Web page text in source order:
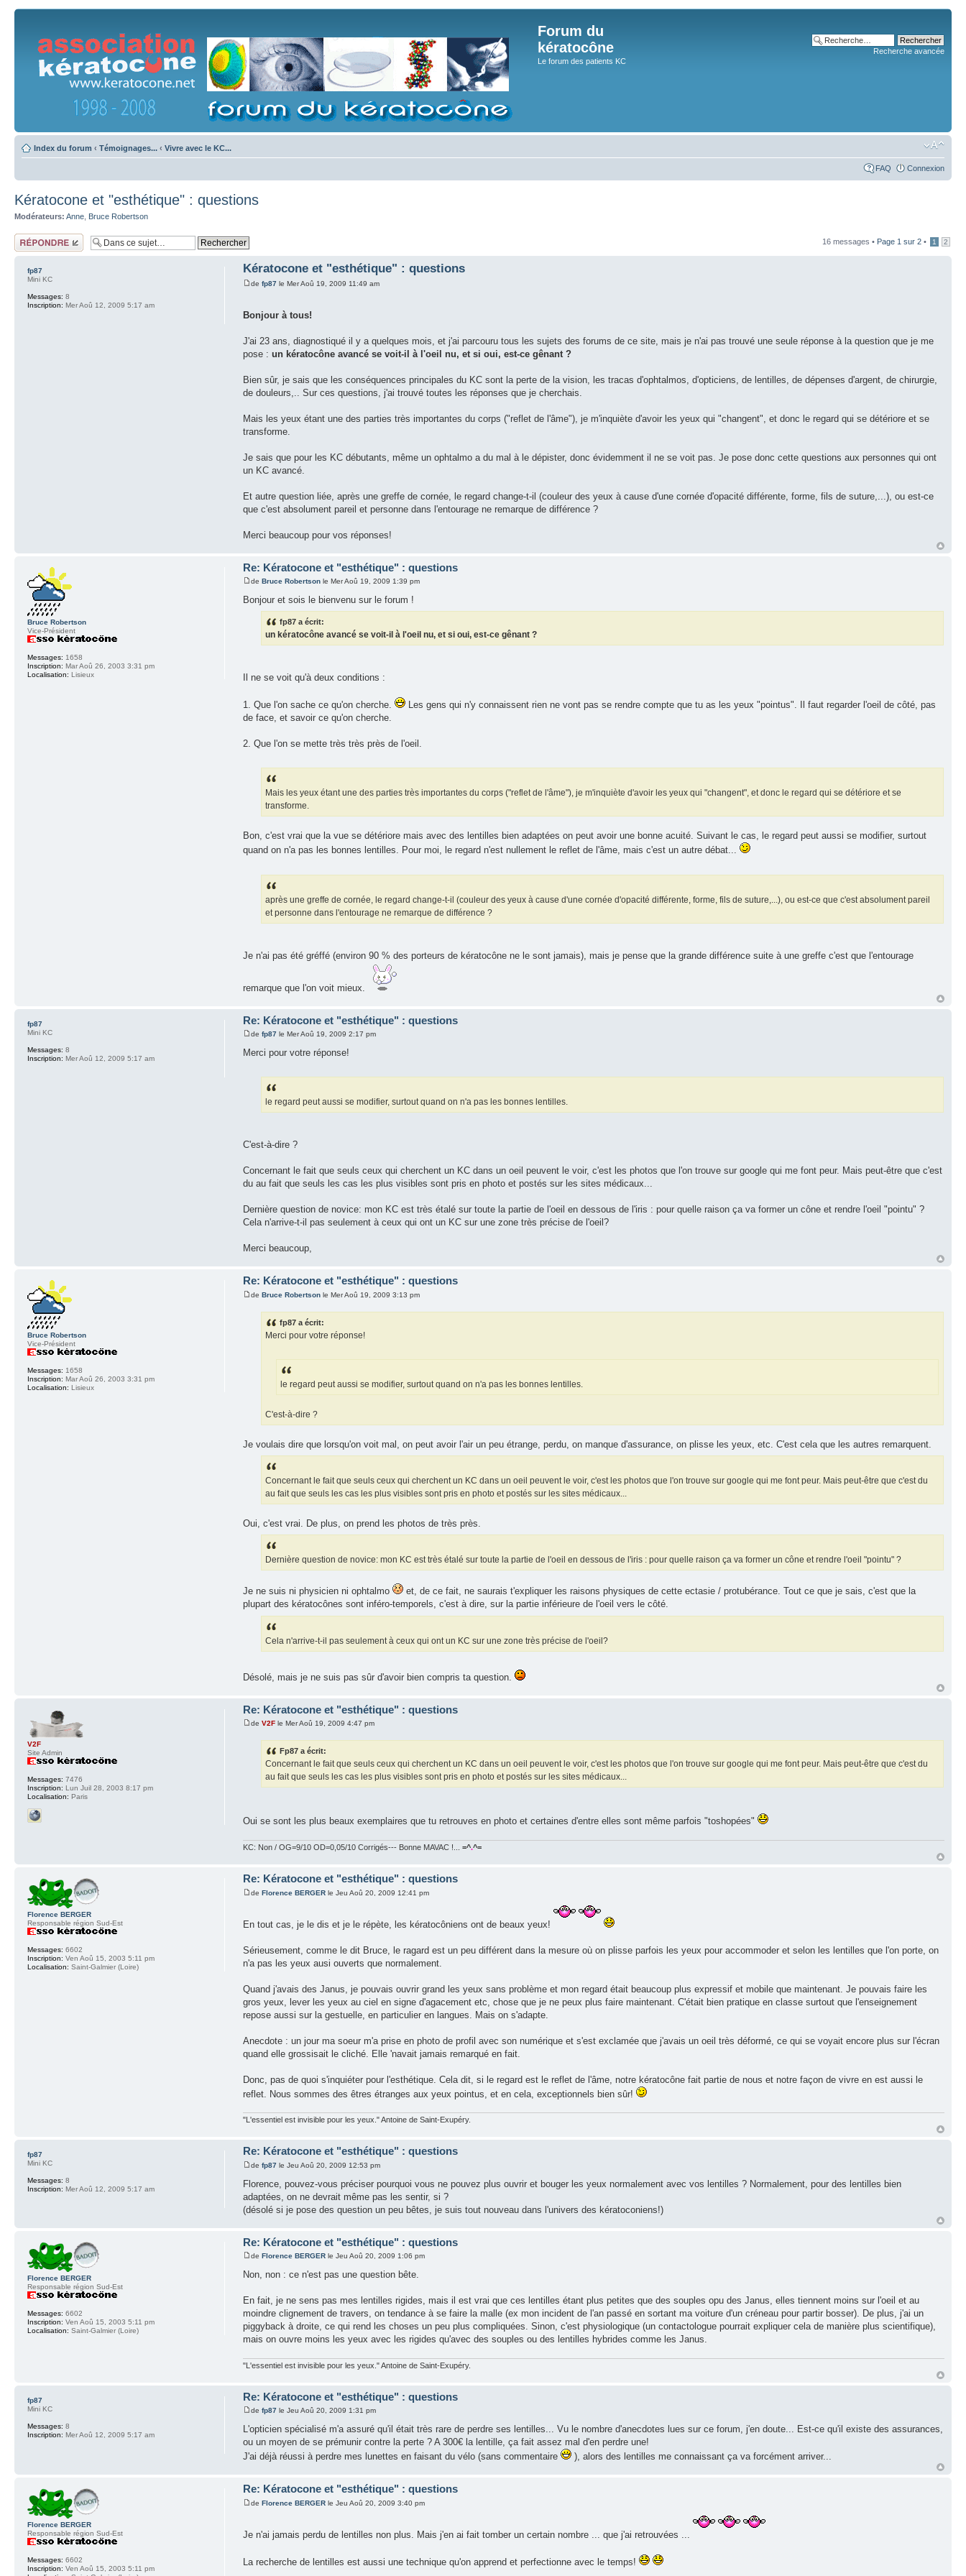
Forum du
kératocône
Le forum des patients KC
Recherche avancée
Index du forum ‹ Témoignages... ‹ Vivre avec le KC...
FAQ Connexion
Kératocone et "esthétique" : questions
Modérateurs: Anne Bruce Robertson
Répondre 16 messages • Page 1 sur 2 • 1 2
Kératocone et "esthétique" : questions
defp87 le Mer Aoû 19, 2009 11:49 am
Bonjour à tous!
J'ai 23 ans, diagnostiqué il y a quelques mois, et j'ai parcouru tous les sujets des forums de ce site, mais je n'ai pas trouvé une seule réponse à la question que je me
pose :un kératocône avancé se voit-il à l'oeil nu, et si oui, est-ce gênant ?
Bien sûr, je sais que les conséquences principales du KC sont la perte de la vision, les tracas d'ophtalmos, d'opticiens, de lentilles, de dépenses d'argent, de chirurgie,
de douleurs,.. Sur ces questions, j'ai trouvé toutes les réponses que je cherchais.
Mais les yeux étant une des parties très importantes du corps ("reflet de l'âme"), je m'inquiète d'avoir les yeux qui "changent", et donc le regard qui se détériore et se
transforme.
Je sais que pour les KC débutants, même un ophtalmo a du mal à le dépister, donc évidemment il ne se voit pas. Je pose donc cette questions aux personnes qui ont
un KC avancé.
Et autre question liée, après une greffe de cornée, le regard change-t-il (couleur des yeux à cause d'une cornée d'opacité différente, forme, fils de suture,...), ou est-ce
que c'est absolument pareil et personne dans l'entourage ne remarque de différence ?
Merci beaucoup pour vos réponses!
fp87
Mini KC
Messages: 8
Inscription: Mer Aoû 12, 2009 5:17 am
Re: Kératocone et "esthétique" : questions
deBruce Robertson le Mer Aoû 19, 2009 1:39 pm
Bonjour et sois le bienvenu sur le forum !
fp87 a écrit:
un kératocône avancé se voit-il à l'oeil nu, et si oui, est-ce gênant ?
Il ne se voit qu'à deux conditions :
1. Que l'on sache ce qu'on cherche.
Les gens qui n'y connaissent rien ne vont pas se rendre compte que tu as les yeux "pointus". Il faut regarder l'oeil de côté, pas
de face, et savoir ce qu'on cherche.
2. Que l'on se mette très très près de l'oeil.
Mais les yeux étant une des parties très importantes du corps ("reflet de l'âme"), je m'inquiète d'avoir les yeux qui "changent", et donc le regard qui se détériore et se
transforme.
Bon, c'est vrai que la vue se détériore mais avec des lentilles bien adaptées on peut avoir une bonne acuité. Suivant le cas, le regard peut aussi se modifier, surtout
quand on n'a pas les bonnes lentilles. Pour moi, le regard n'est nullement le reflet de l'âme, mais c'est un autre débat...
après une greffe de cornée, le regard change-t-il (couleur des yeux à cause d'une cornée d'opacité différente, forme, fils de suture,...), ou est-ce que c'est absolument pareil
et personne dans l'entourage ne remarque de différence ?
Je n'ai pas été gréffé (environ 90 % des porteurs de kératocône ne le sont jamais), mais je pense que la grande différence suite à une greffe c'est que l'entourage
remarque que l'on voit mieux.
Bruce Robertson
Vice-Président
Messages: 1658
Inscription: Mar Aoû 26, 2003 3:31 pm
Localisation: Lisieux
Re: Kératocone et "esthétique" : questions
defp87 le Mer Aoû 19, 2009 2:17 pm
Merci pour votre réponse!
le regard peut aussi se modifier, surtout quand on n'a pas les bonnes lentilles.
C'est-à-dire ?
Concernant le fait que seuls ceux qui cherchent un KC dans un oeil peuvent le voir, c'est les photos que l'on trouve sur google qui me font peur. Mais peut-être que c'est
du au fait que seuls les cas les plus visibles sont pris en photo et postés sur les sites médicaux...
Dernière question de novice: mon KC est très étalé sur toute la partie de l'oeil en dessous de l'iris : pour quelle raison ça va former un cône et rendre l'oeil "pointu" ?
Cela n'arrive-t-il pas seulement à ceux qui ont un KC sur une zone très précise de l'oeil?
Merci beaucoup,
fp87
Mini KC
Messages: 8
Inscription: Mer Aoû 12, 2009 5:17 am
Re: Kératocone et "esthétique" : questions
deBruce Robertson le Mer Aoû 19, 2009 3:13 pm
fp87 a écrit:
Merci pour votre réponse!
le regard peut aussi se modifier, surtout quand on n'a pas les bonnes lentilles.
C'est-à-dire ?
Je voulais dire que lorsqu'on voit mal, on peut avoir l'air un peu étrange, perdu, on manque d'assurance, on plisse les yeux, etc. C'est cela que les autres remarquent.
Concernant le fait que seuls ceux qui cherchent un KC dans un oeil peuvent le voir, c'est les photos que l'on trouve sur google qui me font peur. Mais peut-être que c'est du
au fait que seuls les cas les plus visibles sont pris en photo et postés sur les sites médicaux...
Oui, c'est vrai. De plus, on prend les photos de très près.
Dernière question de novice: mon KC est très étalé sur toute la partie de l'oeil en dessous de l'iris : pour quelle raison ça va former un cône et rendre l'oeil "pointu" ?
Je ne suis ni physicien ni ophtalmo
et, de ce fait, ne saurais t'expliquer les raisons physiques de cette ectasie / protubérance. Tout ce que je sais, c'est que la
plupart des kératocônes sont inféro-temporels, c'est à dire, sur la partie inférieure de l'oeil vers le côté.
Cela n'arrive-t-il pas seulement à ceux qui ont un KC sur une zone très précise de l'oeil?
Désolé, mais je ne suis pas sûr d'avoir bien compris ta question.
Bruce Robertson
Vice-Président
Messages: 1658
Inscription: Mar Aoû 26, 2003 3:31 pm
Localisation: Lisieux
Re: Kératocone et "esthétique" : questions
deV2F le Mer Aoû 19, 2009 4:47 pm
Fp87 a écrit:
Concernant le fait que seuls ceux qui cherchent un KC dans un oeil peuvent le voir, c'est les photos que l'on trouve sur google qui me font peur. Mais peut-être que c'est du
au fait que seuls les cas les plus visibles sont pris en photo et postés sur les sites médicaux...
Oui se sont les plus beaux exemplaires que tu retrouves en photo et certaines d'entre elles sont même parfois "toshopées"
KC: Non / OG=9/10 OD=0,05/10 Corrigés--- Bonne MAVAC !...=^.^=
V2F
Site Admin
Messages: 7476
Inscription: Lun Juil 28, 2003 8:17 pm
Localisation: Paris
Re: Kératocone et "esthétique" : questions
deFlorence BERGER le Jeu Aoû 20, 2009 12:41 pm
En tout cas, je le dis et je le répète, les kératocôniens ont de beaux yeux!
Sérieusement, comme le dit Bruce, le ragard est un peu différent dans la mesure où on plisse parfois les yeux pour accommoder et selon les lentilles que l'on porte, on
n'a pas les yeux ausi ouverts que normalement.
Quand j'avais des Janus, je pouvais ouvrir grand les yeux sans problème et mon regard était beaucoup plus expressif et mobile que maintenant. Je pouvais faire les
gros yeux, lever les yeux au ciel en signe d'agacement etc, chose que je ne peux plus faire maintenant. C'était bien pratique en classe surtout que l'enseignement
repose aussi sur la gestuelle, en particulier en langues. Mais on s'adapte.
Anecdote : un jour ma soeur m'a prise en photo de profil avec son numérique et s'est exclamée que j'avais un oeil très déformé, ce qui se voyait encore plus sur l'écran
quand elle grossisait le cliché. Elle 'navait jamais remarqué en fait.
Donc, pas de quoi s'inquiéter pour l'esthétique. Cela dit, si le regard est le reflet de l'âme, notre kératocône fait partie de nous et notre façon de vivre en est aussi le
reflet. Nous sommes des êtres étranges aux yeux pointus, et en cela, exceptionnels bien sûr!
"L'essentiel est invisible pour les yeux." Antoine de Saint-Exupéry.
Florence BERGER
Responsable région Sud-Est
Messages: 6602
Inscription: Ven Aoû 15, 2003 5:11 pm
Localisation: Saint-Galmier (Loire)
Re: Kératocone et "esthétique" : questions
defp87 le Jeu Aoû 20, 2009 12:53 pm
Florence, pouvez-vous préciser pourquoi vous ne pouvez plus ouvrir et bouger les yeux normalement avec vos lentilles ? Normalement, pour des lentilles bien
adaptées, on ne devrait même pas les sentir, si ?
(désolé si je pose des question un peu bêtes, je suis tout nouveau dans l'univers des kératoconiens!)
fp87
Mini KC
Messages: 8
Inscription: Mer Aoû 12, 2009 5:17 am
Re: Kératocone et "esthétique" : questions
deFlorence BERGER le Jeu Aoû 20, 2009 1:06 pm
Non, non : ce n'est pas une question bête.
En fait, je ne sens pas mes lentilles rigides, mais il est vrai que ces lentilles étant plus petites que des souples opu des Janus, elles tiennent moins sur l'oeil et au
moindre clignement de travers, on tendance à se faire la malle (ex mon incident de l'an passé en sortant ma voiture d'un créneau pour partir bosser). De plus, j'ai un
piggyback à droite, ce qui rend les choses un peu plus compliquées. Sinon, c'est physiologique (un contactologue pourrait expliquer cela de manière plus scientifique),
mais on ouvre moins les yeux avec les rigides qu'avec des souples ou des lentilles hybrides comme les Janus.
"L'essentiel est invisible pour les yeux." Antoine de Saint-Exupéry.
Florence BERGER
Responsable région Sud-Est
Messages: 6602
Inscription: Ven Aoû 15, 2003 5:11 pm
Localisation: Saint-Galmier (Loire)
Re: Kératocone et "esthétique" : questions
defp87 le Jeu Aoû 20, 2009 1:31 pm
L'opticien spécialisé m'a assuré qu'il était très rare de perdre ses lentilles... Vu le nombre d'anecdotes lues sur ce forum, j'en doute... Est-ce qu'il existe des assurances,
ou un moyen de se prémunir contre la perte ? A 300€ la lentille, ça fait assez mal d'en perdre une!
J'ai déjà réussi à perdre mes lunettes en faisant du vélo (sans commentaire
), alors des lentilles me connaissant ça va forcément arriver...
fp87
Mini KC
Messages: 8
Inscription: Mer Aoû 12, 2009 5:17 am
Re: Kératocone et "esthétique" : questions
deFlorence BERGER le Jeu Aoû 20, 2009 3:40 pm
Je n'ai jamais perdu de lentilles non plus. Mais j'en ai fait tomber un certain nombre ... que j'ai retrouvées ...
La recherche de lentilles est aussi une technique qu'on apprend et perfectionne avec le temps!
Florence BERGER
Responsable région Sud-Est
Messages: 6602
Inscription: Ven Aoû 15, 2003 5:11 pm